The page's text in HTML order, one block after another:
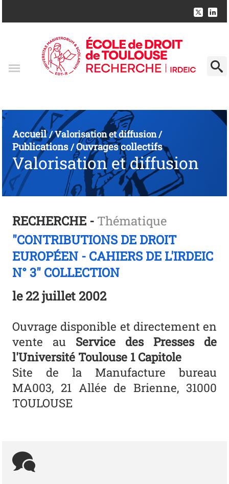
Accueil/Valorisation et diffusion/
Publications/Ouvrages collectifs
Valorisation et diffusion
RECHERCHE - Thématique
"CONTRIBUTIONS DE DROIT
EUROPÉEN - CAHIERS DE L'IRDEIC
N° 3" COLLECTION
le22 juillet 2002
Ouvrage disponible et directement en
vente au Service des Presses de
l'Université Toulouse 1 Capitole
Site de la Manufacture bureau
MA003, 21 Allée de Brienne, 31000
TOULOUSE